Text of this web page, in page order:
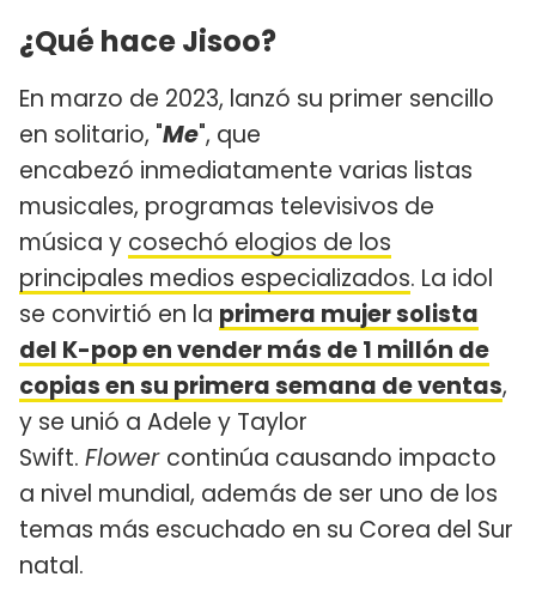
¿Qué hace Jisoo?
En marzo de 2023, lanzó su primer sencillo
en solitario, "Me", que
encabezó inmediatamente varias listas
musicales, programas televisivos de
música y cosechó elogios de los
principales medios especializados. La idol
se convirtió en la primera mujer solista
del K-pop en vender más de 1 millón de
copias en su primera semana de ventas,
y se unió a Adele y Taylor
Swift. Flower continúa causando impacto
a nivel mundial, además de ser uno de los
temas más escuchado en su Corea del Sur
natal.